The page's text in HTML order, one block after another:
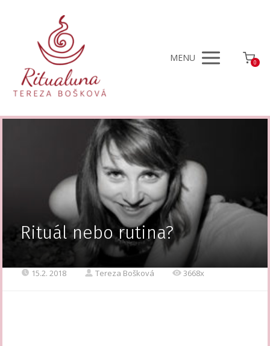
MENU 0
Rituál nebo rutina?
15.2. 2018 Tereza Bošková 3668x